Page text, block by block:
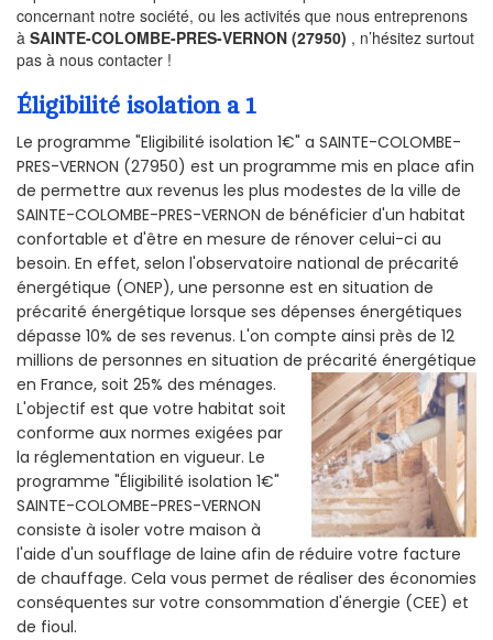
concernant notre société, ou les activités que nous entreprenons
à SAINTE-COLOMBE-PRES-VERNON (27950) , n’hésitez surtout
pas à nous contacter !
Éligibilité isolation a 1
Le programme "Eligibilité isolation 1€" a SAINTE-COLOMBE-
PRES-VERNON (27950) est un programme mis en place afin
de permettre aux revenus les plus modestes de la ville de
SAINTE-COLOMBE-PRES-VERNON de bénéficier d'un habitat
confortable et d'être en mesure de rénover celui-ci au
besoin. En effet, selon l'observatoire national de précarité
énergétique (ONEP), une personne est en situation de
précarité énergétique lorsque ses dépenses énergétiques
dépasse 10% de ses revenus. L'on compte ainsi près de 12
millions de personnes en situation de précarité énergétique
en France, soit 25% des ménages.
L'objectif est que votre habitat soit
conforme aux normes exigées par
la réglementation en vigueur. Le
programme "Éligibilité isolation 1€"
SAINTE-COLOMBE-PRES-VERNON
consiste à isoler votre maison à
l'aide d'un soufflage de laine afin de réduire votre facture
de chauffage. Cela vous permet de réaliser des économies
conséquentes sur votre consommation d'énergie (CEE) et
de fioul.